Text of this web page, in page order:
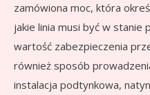
zamówiona moc, która
jakie linia musi być w stanie
wartość zabezpieczenia
również sposób
instalacja podtynkowa,